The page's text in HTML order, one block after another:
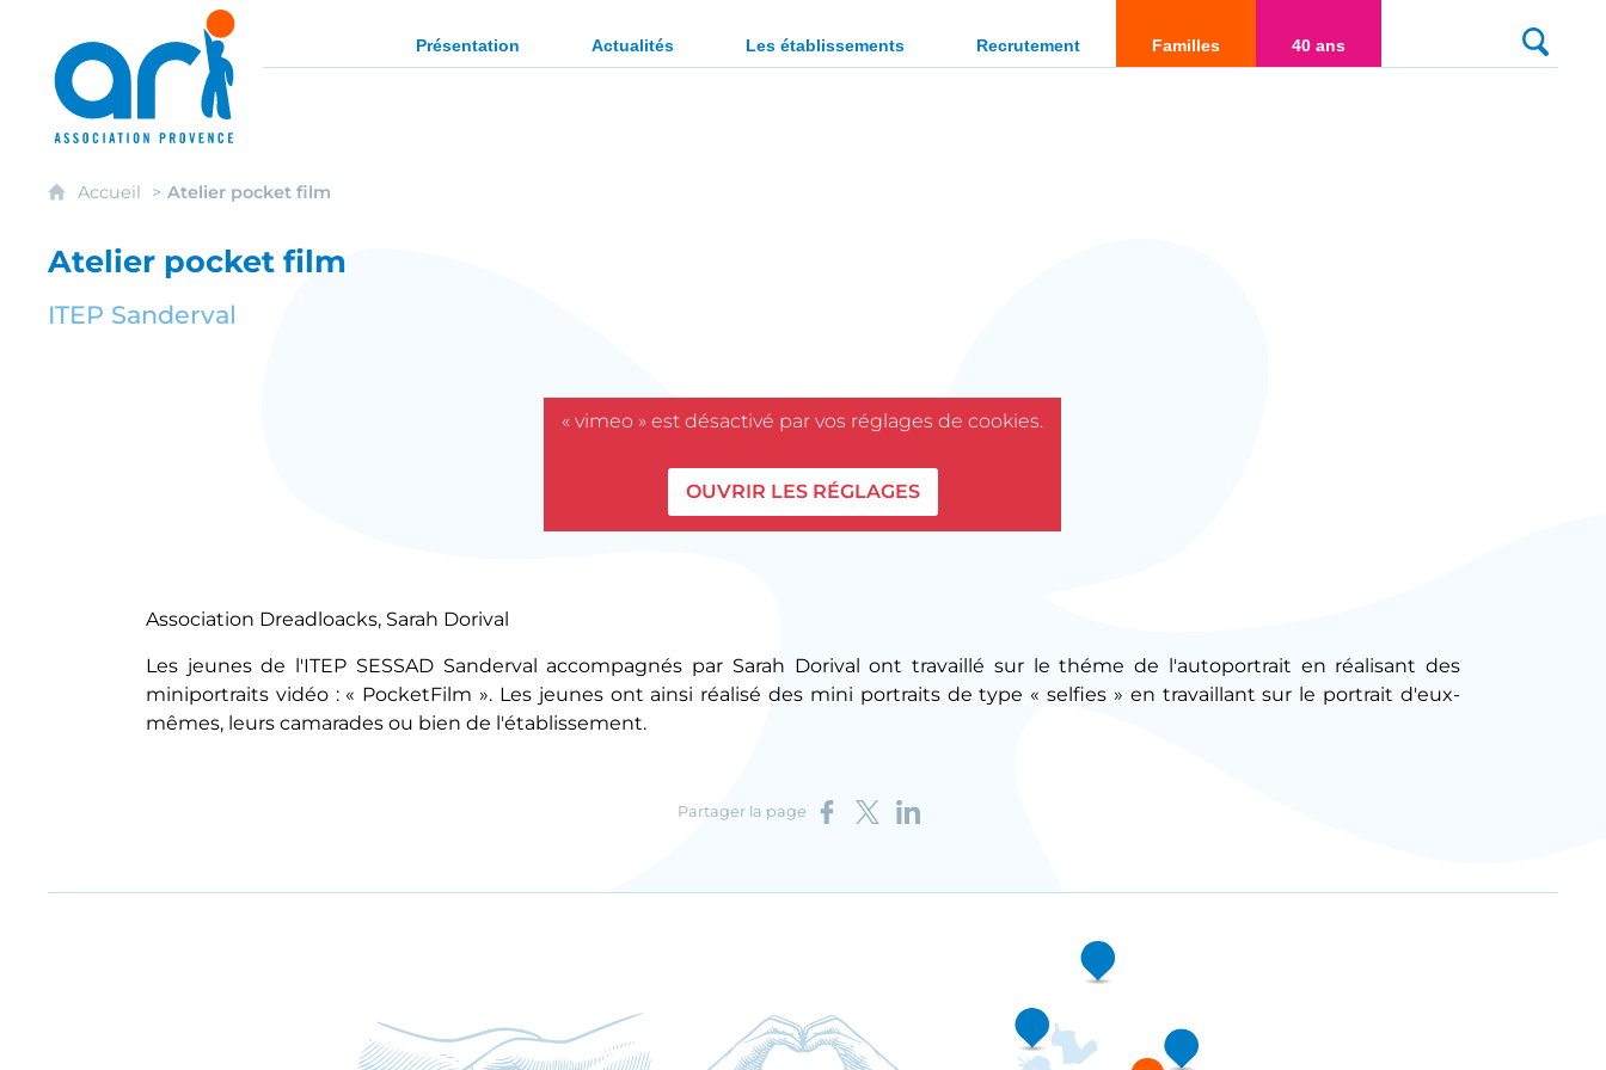
ARI - Association régionale pour l'intégration des personnes en situation de handicap ou en difficulté
Présentation Actualités Les établissements Recrutement Familles 40 ans
Accueil Atelier pocket film
Atelier pocket film
ITEP Sanderval
« vimeo » est désactivé par vos réglages de cookies.
OUVRIR LES RÉGLAGES
Association Dreadloacks, Sarah Dorival
Les jeunes de l'ITEP SESSAD Sanderval accompagnés par Sarah Dorival ont travaillé sur le théme de l'autoportrait en réalisant des
miniportraits vidéo : « PocketFilm ». Les jeunes ont ainsi réalisé des mini portraits de type « selfies » en travaillant sur le portrait d'eux-
mêmes, leurs camarades ou bien de l'établissement.
Partager la page Partager sur Facebook
Partager sur X
Partager sur LinkedIn